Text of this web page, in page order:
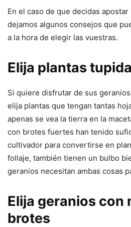
En el caso de que decidas
dejamos algunos consejos que
a la hora de elegir las vuestras.
Elija plantas
Si quiere disfrutar de sus
elija plantas que tengan tantas
apenas se vea la tierra en la
con brotes fuertes han tenido
cultivador para convertirse en
follaje, también tienen un bulbo
geranios necesitan ambas cosas
Elija geranios con
brotes